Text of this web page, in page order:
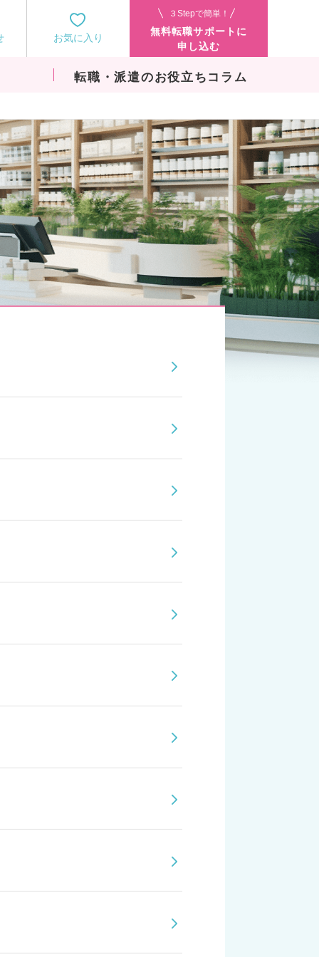
お気に入り
３Stepで簡単！
無料転職サポートに
申し込む
転職・派遣のお役立ちコラム